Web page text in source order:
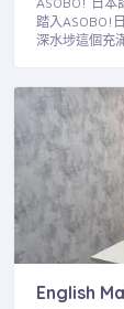
踏入ASOBO!
深水埗這個充
English